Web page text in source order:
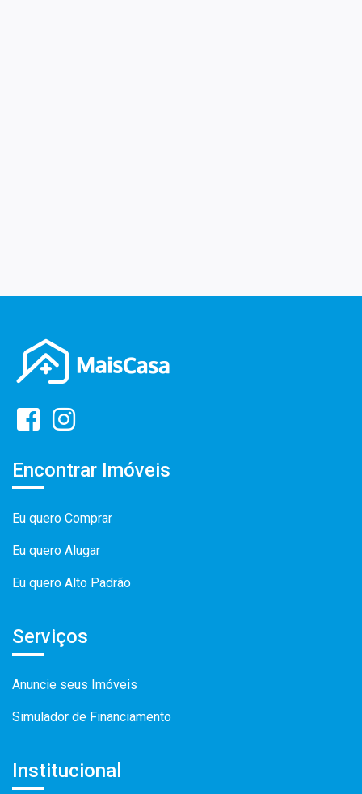
Encontrar Imóveis
Eu quero Comprar
Eu quero Alugar
Eu quero Alto Padrão
Serviços
Anuncie seus Imóveis
Simulador de Financiamento
Institucional